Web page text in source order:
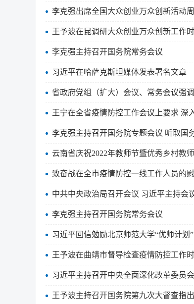
李克强出席全国大众创业万众创新活动
王予波在昆调研大众创业万众创新工作
李克强主持召开国务院常务会议
习近平在哈萨克斯坦媒体发表署名文章
省政府党组（扩大）会议、常务会议强
王宁在全省疫情防控工作会议上要求 深
李克强主持召开国务院专题会议 听取国
云南省庆祝2022年教师节暨优秀乡村教
致奋战在全市疫情防控一线工作人员的
中共中央政治局召开会议 习近平主持会
李克强主持召开国务院常务会议
习近平回信勉励北京师范大学“优师计划
王予波在曲靖市督导检查疫情防控工作
习近平主持召开中央全面深化改革委员
王予波主持召开国务院第九次大督查指